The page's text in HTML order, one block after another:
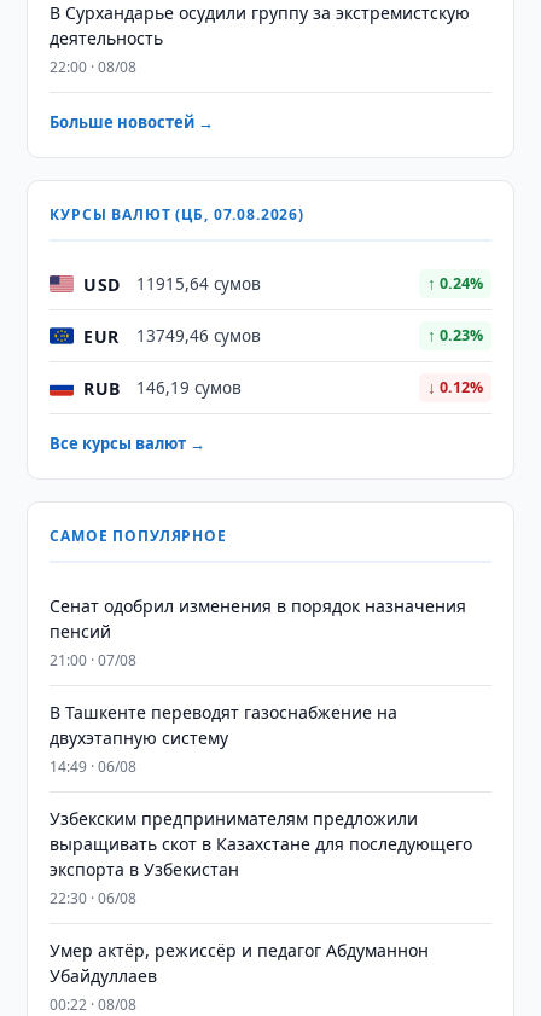
В Сурхандарье осудили группу за экстремистскую
деятельность
22:00 · 08/08
Больше новостей →
КУРСЫ ВАЛЮТ (ЦБ, 07.08.2026)
USD 11915,64 сумов ↑ 0.24%
EUR 13749,46 сумов ↑ 0.23%
RUB 146,19 сумов ↓ 0.12%
Все курсы валют →
САМОЕ ПОПУЛЯРНОЕ
Сенат одобрил изменения в порядок назначения
пенсий
21:00 · 07/08
В Ташкенте переводят газоснабжение на
двухэтапную систему
14:49 · 06/08
Узбекским предпринимателям предложили
выращивать скот в Казахстане для последующего
экспорта в Узбекистан
22:30 · 06/08
Умер актёр, режиссёр и педагог Абдуманнон
Убайдуллаев
00:22 · 08/08